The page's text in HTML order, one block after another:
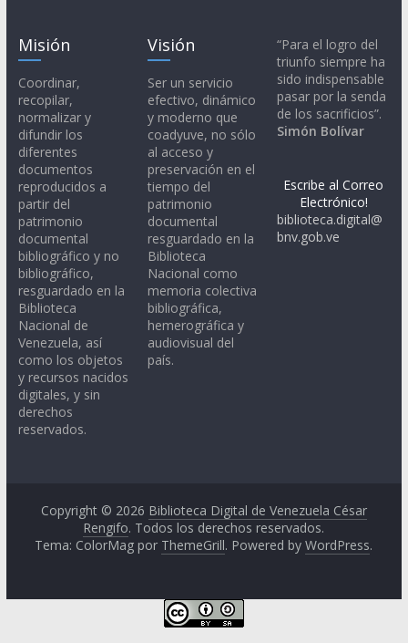
Misión
Coordinar,
recopilar,
normalizar y
difundir los
diferentes
documentos
reproducidos a
partir del
patrimonio
documental
bibliográfico y no
bibliográfico,
resguardado en la
Biblioteca
Nacional de
Venezuela, así
como los objetos
y recursos nacidos
digitales, y sin
derechos
reservados.
Visión
Ser un servicio
efectivo, dinámico
y moderno que
coadyuve, no sólo
al acceso y
preservación en el
tiempo del
patrimonio
documental
resguardado en la
Biblioteca
Nacional como
memoria colectiva
bibliográfica,
hemerográfica y
audiovisual del
país.
“Para el logro del
triunfo siempre ha
sido indispensable
pasar por la senda
de los sacrificios”.
Simón Bolívar
Escribe al Correo
Electrónico!
biblioteca.digital@
bnv.gob.ve
Copyright © 2026 Biblioteca Digital de Venezuela César
Rengifo. Todos los derechos reservados.
Tema: ColorMag por ThemeGrill. Powered byWordPress.